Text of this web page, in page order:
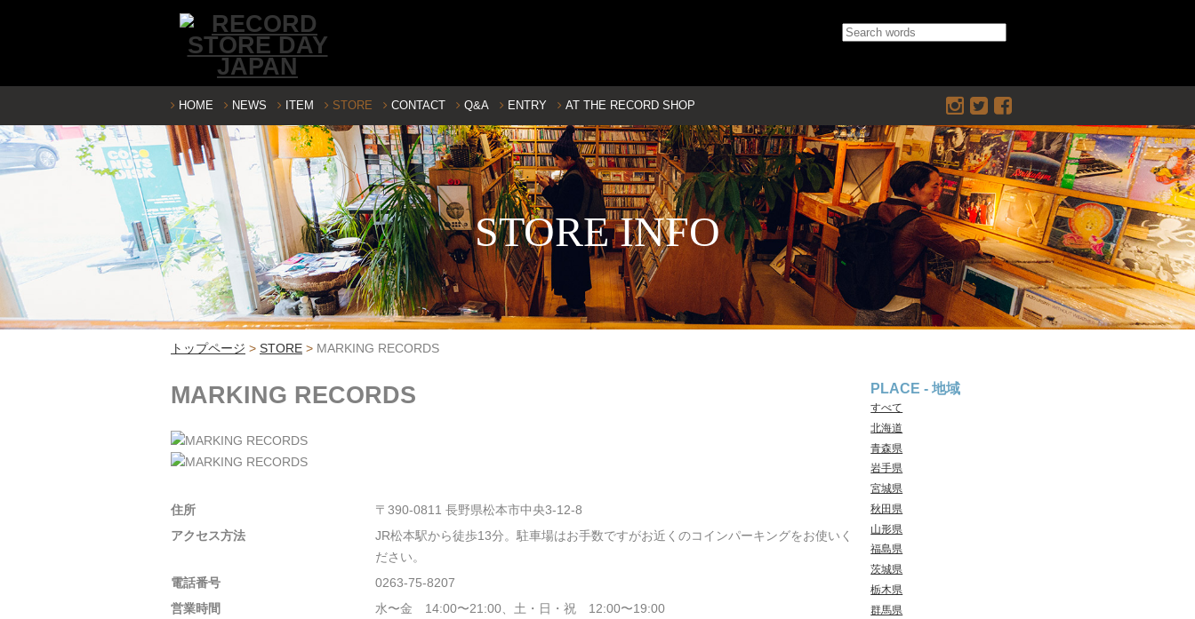
HOME NEWS ITEM STORE CONTACT Q&A ENTRY AT THE RECORD SHOP
STORE INFO
トップページ > STORE > MARKING RECORDS
MARKING RECORDS
住所
〒390-0811 長野県松本市中央3-12-8
アクセス方法
JR松本駅から徒歩13分。駐車場はお手数ですがお近くのコインパーキングをお使いく
ださい。
電話番号
0263-75-8207
営業時間
水〜金 14:00〜21:00、土・日・祝 12:00〜19:00
PLACE - 地域
すべて
北海道
青森県
岩手県
宮城県
秋田県
山形県
福島県
茨城県
栃木県
群馬県